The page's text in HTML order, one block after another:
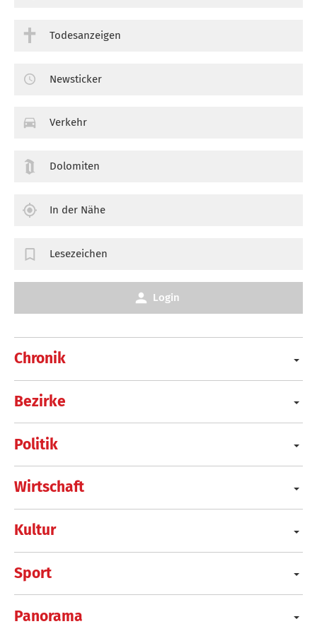
Chronik
Bezirke
Politik
Wirtschaft
Kultur
Sport
Panorama
Todesanzeigen
Newsticker
Verkehr
Dolomiten
In der Nähe
Lesezeichen
Login